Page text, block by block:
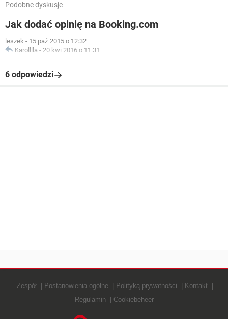
Podobne dyskusje
Jak dodać opinię na Booking.com
leszek - 15 paź 2015 o 12:32
Karolllla - 20 kwi 2016 o 11:31
6 odpowiedzi
Zespół Postanowienia ogólne Polityką prywatności
Kontakt
Regulamin
Cookiebeheer